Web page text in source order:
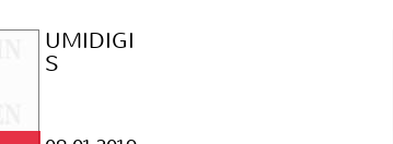
UMIDIGI
S